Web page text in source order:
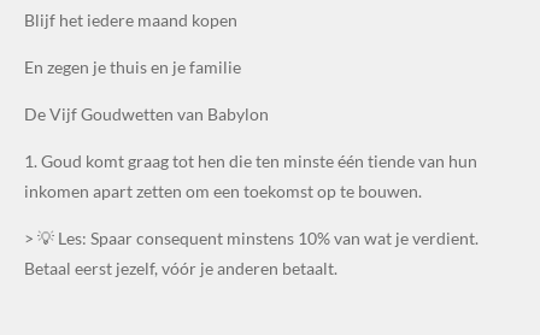
Blijf het iedere maand kopen
En zegen je thuis en je familie
De Vijf Goudwetten van Babylon
1. Goud komt graag tot hen die ten minste één tiende van hun
inkomen apart zetten om een toekomst op te bouwen.
> 💡 Les: Spaar consequent minstens 10% van wat je verdient.
Betaal eerst jezelf, vóór je anderen betaalt.